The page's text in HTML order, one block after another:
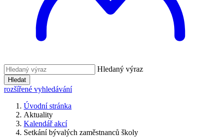
Hledaný výraz
Hledat
rozšířené vyhledávání
Úvodní stránka
Aktuality
Kalendář akcí
Setkání bývalých zaměstnanců školy